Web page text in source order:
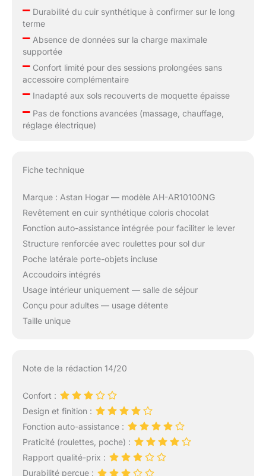
–Durabilité du cuir synthétique à confirmer sur le long
terme
–Absence de données sur la charge maximale
supportée
–Confort limité pour des sessions prolongées sans
accessoire complémentaire
–Inadapté aux sols recouverts de moquette épaisse
–Pas de fonctions avancées (massage, chauffage,
réglage électrique)
Fiche technique
Marque : Astan Hogar — modèle AH-AR10100NG
Revêtement en cuir synthétique coloris chocolat
Fonction auto-assistance intégrée pour faciliter le lever
Structure renforcée avec roulettes pour sol dur
Poche latérale porte-objets incluse
Accoudoirs intégrés
Usage intérieur uniquement — salle de séjour
Conçu pour adultes — usage détente
Taille unique
Note de la rédaction 14/20
Confort :
Design et finition :
Fonction auto-assistance :
Praticité (roulettes, poche) :
Rapport qualité-prix :
Durabilité perçue :